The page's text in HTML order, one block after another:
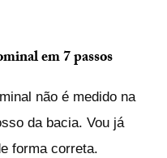
em 7 passos
não é medido na
da bacia. Vou já
forma correta.